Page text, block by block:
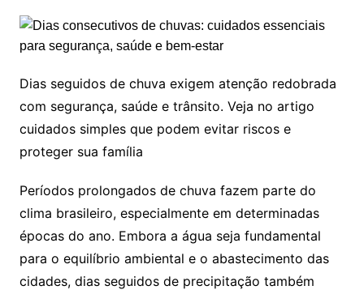
Dias seguidos de chuva exigem atenção redobrada
com segurança, saúde e trânsito. Veja no artigo
cuidados simples que podem evitar riscos e
proteger sua família
Períodos prolongados de chuva fazem parte do
clima brasileiro, especialmente em determinadas
épocas do ano. Embora a água seja fundamental
para o equilíbrio ambiental e o abastecimento das
cidades, dias seguidos de precipitação também